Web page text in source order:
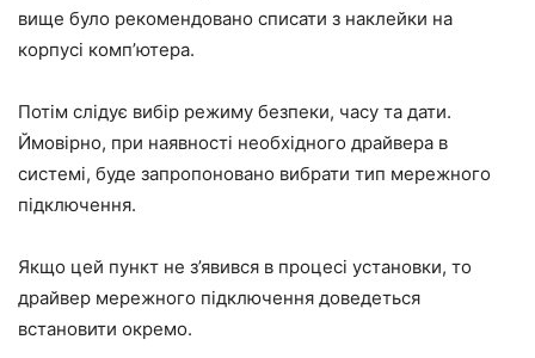
вище було рекомендовано списати з наклейки на
корпусі комп’ютера.
Потім слідує вибір режиму безпеки, часу та дати.
Ймовірно, при наявності необхідного драйвера в
системі, буде запропоновано вибрати тип мережного
підключення.
Якщо цей пункт не з’явився в процесі установки, то
драйвер мережного підключення доведеться
встановити окремо.